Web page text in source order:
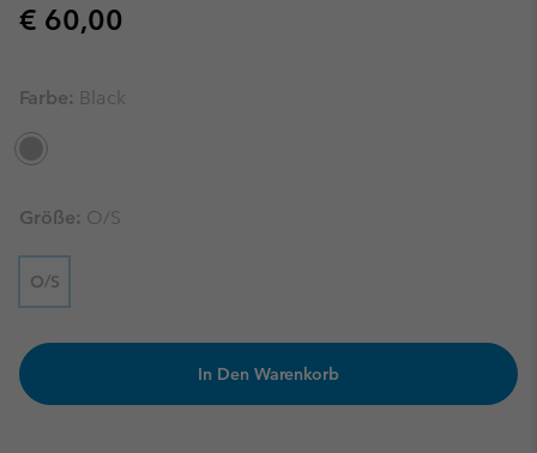
Regular price:
€ 60,00
Farbe: Black
Größe: O/S
O/S
In Den Warenkorb